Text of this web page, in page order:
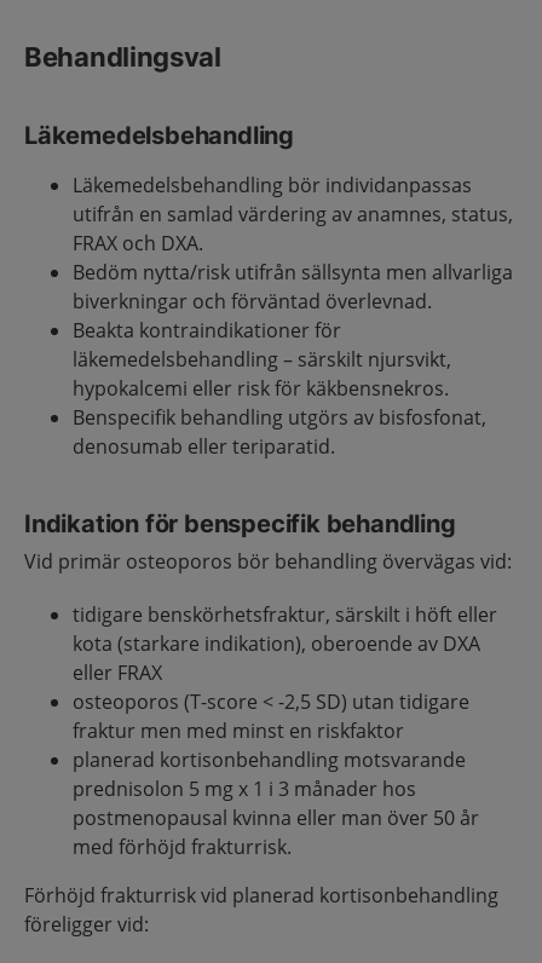
Behandlingsval
Läkemedelsbehandling
Läkemedelsbehandling bör individanpassas
utifrån en samlad värdering av anamnes, status,
FRAX och DXA.
Bedöm nytta/risk utifrån sällsynta men allvarliga
biverkningar och förväntad överlevnad.
Beakta kontraindikationer för
läkemedelsbehandling – särskilt njursvikt,
hypokalcemi eller risk för käkbensnekros.
Benspecifik behandling utgörs av bisfosfonat,
denosumab eller teriparatid.
Indikation för benspecifik behandling
Vid primär osteoporos bör behandling övervägas vid:
tidigare benskörhetsfraktur, särskilt i höft eller
kota (starkare indikation), oberoende av DXA
eller FRAX
osteoporos (T-score < -2,5 SD) utan tidigare
fraktur men med minst en riskfaktor
planerad kortisonbehandling motsvarande
prednisolon 5 mg x 1 i 3 månader hos
postmenopausal kvinna eller man över 50 år
med förhöjd frakturrisk.
Förhöjd frakturrisk vid planerad kortisonbehandling
föreligger vid: